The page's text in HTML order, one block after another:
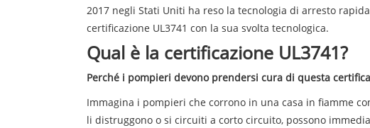
2017 negli Stati Uniti ha reso la tecnologia di arresto
certificazione UL3741 con la sua svolta tecnologica.
Qual è la certificazione UL3741?
Perché i pompieri devono prendersi cura di questa
Immagina i pompieri che corrono in una casa in fiamme
li distruggono o si circuiti a corto circuito, possono